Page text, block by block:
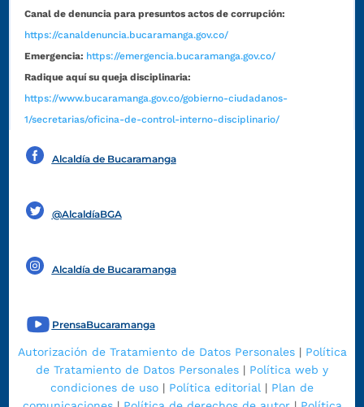
Canal de denuncia para presuntos actos de corrupción:
https://canaldenuncia.bucaramanga.gov.co/
Emergencia: https://emergencia.bucaramanga.gov.co/
Radique aquí su queja disciplinaria:
https://www.bucaramanga.gov.co/gobierno-ciudadanos-
1/secretarias/oficina-de-control-interno-disciplinario/
Alcaldía de Bucaramanga
@AlcaldíaBGA
Alcaldía de Bucaramanga
PrensaBucaramanga
Autorización de Tratamiento de Datos Personales| Política
de Tratamiento de Datos Personales | Política web y
condiciones de uso | Política editorial | Plan de